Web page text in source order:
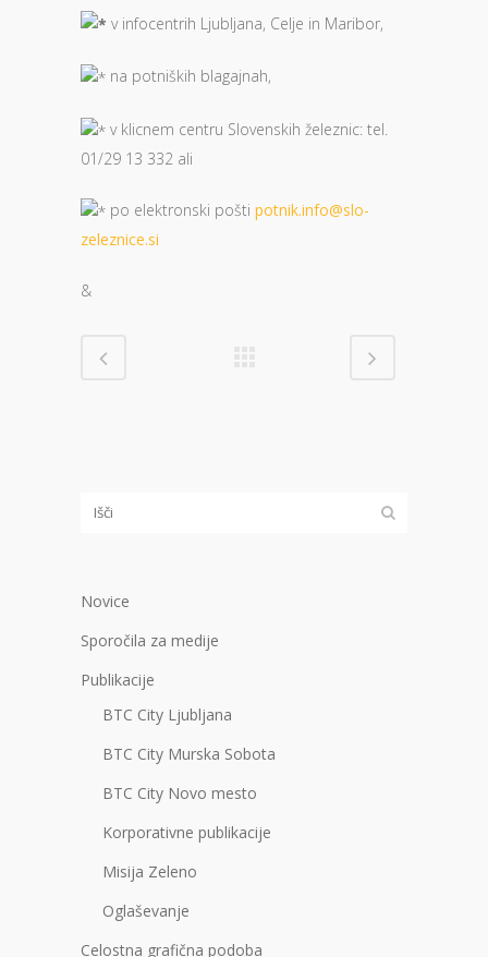
v infocentrih Ljubljana, Celje in Maribor,
na potniških blagajnah,
v klicnem centru Slovenskih železnic: tel.
01/29 13 332 ali
po elektronski pošti potnik.info@slo-
zeleznice.si
&
Novice
Sporočila za medije
Publikacije
BTC City Ljubljana
BTC City Murska Sobota
BTC City Novo mesto
Korporativne publikacije
Misija Zeleno
Oglaševanje
Celostna grafična podoba